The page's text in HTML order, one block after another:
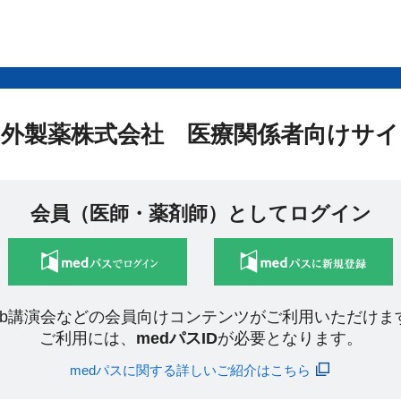
製薬株式会社 医療関係者向けサ
会員（医師・薬剤師）としてログイン
講演会などの会員向けコンテンツがご利用いただけま
ご利用には、 medパスIDが必要となります。
medパスに関する詳しいご紹介はこちら